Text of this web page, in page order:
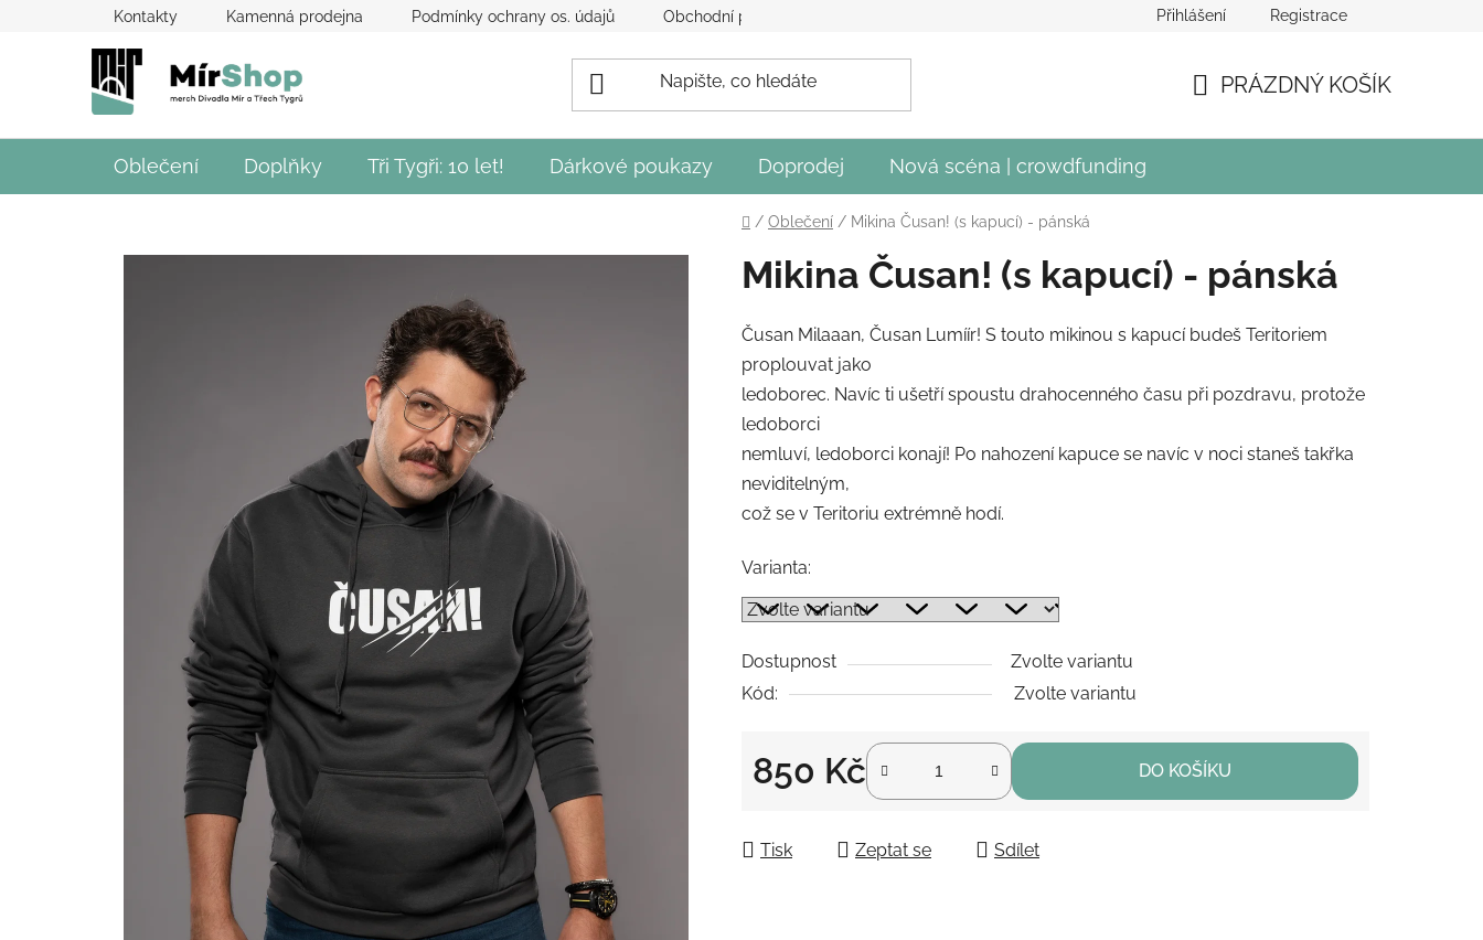
Kontakty Kamenná prodejna Podmínky ochrany os. údajů Obchodní podmínky Obecné podmínky crowdfundingu Divadla MírPřihlášení Registrace
PRÁZDNÝ KOŠÍK
Oblečení Doplňky Tři Tygři: 10 let! Dárkové poukazy Doprodej Nová scéna | crowdfunding
Domů
/ Oblečení / Mikina Čusan! (s kapucí) - pánská
Mikina Čusan! (s kapucí) - pánská
Čusan Milaaan, Čusan Lumíír! S touto mikinou s kapucí budeš Teritoriem
proplouvat jako
ledoborec. Navíc ti ušetří spoustu drahocenného času při pozdravu, protože
ledoborci
nemluví, ledoborci konají! Po nahození kapuce se navíc v noci staneš takřka
neviditelným,
což se v Teritoriu extrémně hodí.
Varianta:
Dostupnost
Zvolte variantu
Kód:
Zvolte variantu
850 Kč DO KOŠÍKU
Tisk Zeptat se Sdílet